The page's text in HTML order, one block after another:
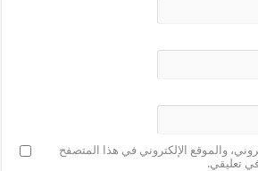
والموقع الإلكتروني في هذا المتصفح
تعليقي.